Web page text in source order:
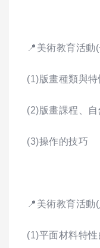
📍美術教育活動
(1)版畫種類與
(2)版畫課程、
(3)操作的技巧
📍美術教育活動
(1)平面材料特性